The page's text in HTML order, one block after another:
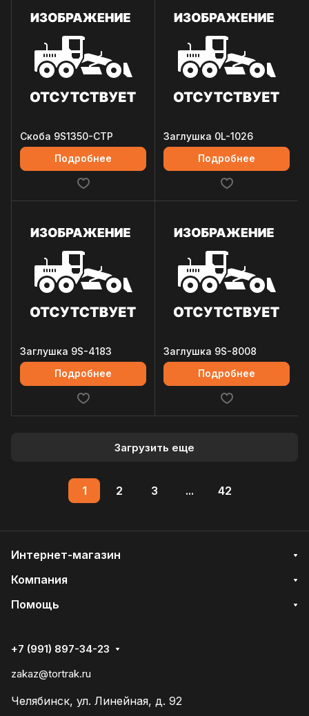
Скоба 9S1350-CTP
Подробнее
Заглушка 0L-1026
Подробнее
Заглушка 9S-4183
Подробнее
Заглушка 9S-8008
Подробнее
Загрузить еще
1 2 3 ... 42
Интернет-магазин
Компания
Помощь
+7 (991) 897-34-23
zakaz@tortrak.ru
Челябинск, ул. Линейная, д. 92